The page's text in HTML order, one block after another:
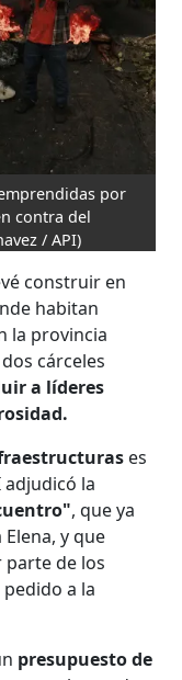
por
contra del
/ API)
construir en
habitan
la provincia
cárceles
a líderes
es
adjudicó la
, que ya
y que
de los
a la
presupuesto de